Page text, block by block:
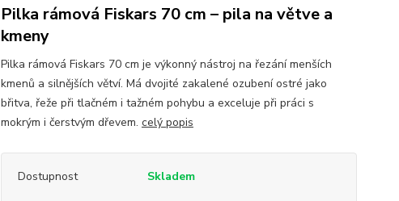
Pilka rámová Fiskars 70 cm – pila na větve a
kmeny
Pilka rámová Fiskars 70 cm je výkonný nástroj na řezání menších
kmenů a silnějších větví. Má dvojité zakalené ozubení ostré jako
břitva, řeže při tlačném i tažném pohybu a exceluje při práci s
mokrým i čerstvým dřevem. celý popis
Dostupnost Skladem